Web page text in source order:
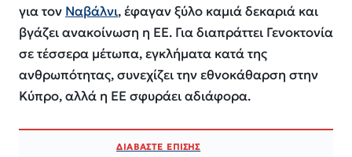
για τον Ναβάλνι, έφαγαν ξύλο καμιά δεκαριά και
βγάζει ανακοίνωση η ΕΕ. Για διαπράττει Γενοκτονία
σε τέσσερα μέτωπα, εγκλήματα κατά της
ανθρωπότητας, συνεχίζει την εθνοκάθαρση στην
Κύπρο, αλλά η ΕΕ σφυράει αδιάφορα.
ΔΙΑΒΑΣΤΕ ΕΠΙΣΗΣ